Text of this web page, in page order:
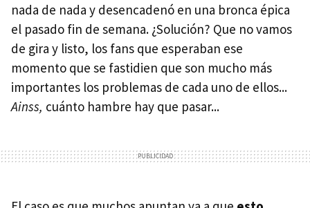
nada de nada y desencadenó en una bronca épica
el pasado fin de semana. ¿Solución? Que no vamos
de gira y listo, los fans que esperaban ese
momento que se fastidien que son mucho más
importantes los problemas de cada uno de ellos...
Ainss, cuánto hambre hay que pasar...